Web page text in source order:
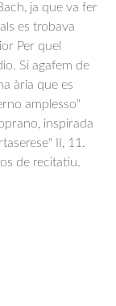
ja que va fer
es trobava
Per quel
Si agafem de
ària que es
amplesso"
inspirada
II, 11.
de recitatiu.